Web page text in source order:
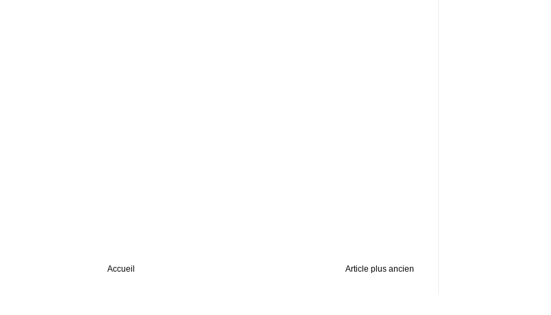
Article plus ancien
Accueil